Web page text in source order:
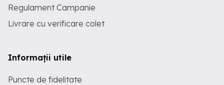
Regulament Campanie
Livrare cu verificare colet
Informații utile
Puncte de fidelitate